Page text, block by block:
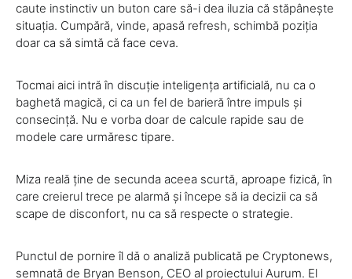
caute instinctiv un buton care să-i dea iluzia că stăpânește
situația. Cumpără, vinde, apasă refresh, schimbă poziția
doar ca să simtă că face ceva.
Tocmai aici intră în discuție inteligența artificială, nu ca o
baghetă magică, ci ca un fel de barieră între impuls și
consecință. Nu e vorba doar de calcule rapide sau de
modele care urmăresc tipare.
Miza reală ține de secunda aceea scurtă, aproape fizică, în
care creierul trece pe alarmă și începe să ia decizii ca să
scape de disconfort, nu ca să respecte o strategie.
Punctul de pornire îl dă o analiză publicată pe Cryptonews,
semnată de Bryan Benson, CEO al proiectului Aurum. El